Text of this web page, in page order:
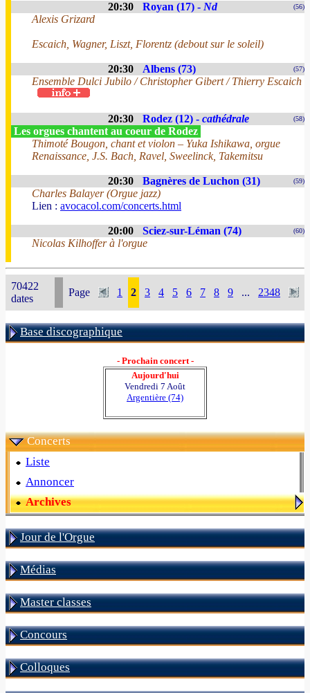
20:30 Royan (17) - Nd (56)
Alexis Grizard
Escaich, Wagner, Liszt, Florentz (debout sur le soleil)
20:30 Albens (73) (57)
Ensemble Dulci Jubilo / Christopher Gibert / Thierry Escaich
20:30 Rodez (12) - cathédrale (58)
Les orgues chantent au coeur de Rodez
Thimoté Bougon, chant et violon – Yuka Ishikawa, orgue
Renaissance, J.S. Bach, Ravel, Sweelinck, Takemitsu
20:30 Bagnères de Luchon (31) (59)
Charles Balayer (Orgue jazz)
Lien : avocacol.com/concerts.html
20:00 Sciez-sur-Léman (74) (60)
Nicolas Kilhoffer à l'orgue
70422
dates
Page 1 2 3 4 5 6 7 8 9 ... 2348
Base discographique
- Prochain concert -
Aujourd'hui
Vendredi 7 Août
Argentière (74)
Concerts
Liste
Annoncer
Archives
Jour de l'Orgue
Médias
Master classes
Concours
Colloques